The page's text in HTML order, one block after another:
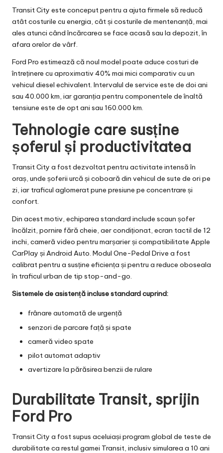
Transit City este conceput pentru a ajuta firmele să reducă
atât costurile cu energia, cât și costurile de mentenanță, mai
ales atunci când încărcarea se face acasă sau la depozit, în
afara orelor de vârf.
Ford Pro estimează că noul model poate aduce costuri de
întreținere cu aproximativ 40% mai mici comparativ cu un
vehicul diesel echivalent. Intervalul de service este de doi ani
sau 40.000 km, iar garanția pentru componentele de înaltă
tensiune este de opt ani sau 160.000 km.
Tehnologie care susține
șoferul și productivitatea
Transit City a fost dezvoltat pentru activitate intensă în
oraș, unde șoferii urcă și coboară din vehicul de sute de ori pe
zi, iar traficul aglomerat pune presiune pe concentrare și
confort.
Din acest motiv, echiparea standard include scaun șofer
încălzit, pornire fără cheie, aer condiționat, ecran tactil de 12
inchi, cameră video pentru marșarier și compatibilitate Apple
CarPlay și Android Auto. Modul One-Pedal Drive a fost
calibrat pentru a susține eficiența și pentru a reduce oboseala
în traficul urban de tip stop-and-go.
Sistemele de asistență incluse standard cuprind:
frânare automată de urgență
senzori de parcare față și spate
cameră video spate
pilot automat adaptiv
avertizare la părăsirea benzii de rulare
Durabilitate Transit, sprijin
Ford Pro
Transit City a fost supus aceluiași program global de teste de
durabilitate ca restul gamei Transit, inclusiv simularea a 10 ani